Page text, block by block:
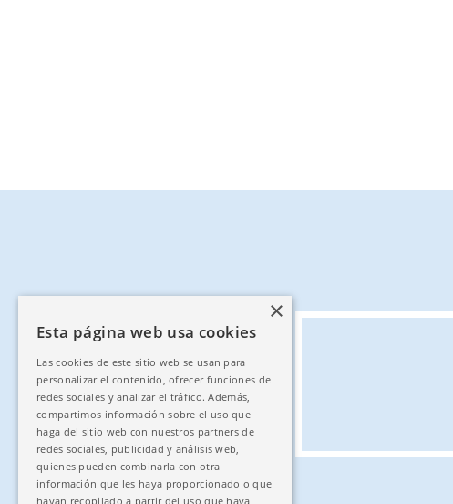
Esta página web usa cookies
Las cookies de este sitio web se usan para
personalizar el contenido, ofrecer funciones de
redes sociales y analizar el tráfico. Además,
compartimos información sobre el uso que
haga del sitio web con nuestros partners de
redes sociales, publicidad y análisis web,
quienes pueden combinarla con otra
información que les haya proporcionado o que
hayan recopilado a partir del uso que haya
×